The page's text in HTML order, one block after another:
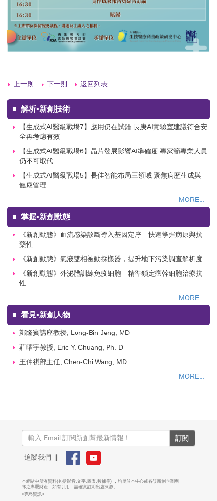
上一則 下一則 返回列表
■ 解析▪新創技術
【生成式AI醫級戰場7】應用仍在試錯 長庚AI實驗室建議符合安
全再考慮有效
【生成式AI醫級戰場6】晶片發展影響AI準確度 專家籲專業人員
仍不可取代
【生成式AI醫級戰場5】長佳智能布局三領域 聚焦病歷生成與
健康管理
MORE...
■ 掌握▪新創動態
《新創動態》血流感染診斷導入基因定序 快速掌握病原與抗
藥性
《新創動態》氣液雙相被動採樣器，提升地下污染調查解析度
《新創動態》外泌體訓練免疫細胞 精準鎖定癌幹細胞治療抗
性
MORE...
■ 看見▪新創人物
鄭隆賓講座教授, Long-Bin Jeng, MD
莊曜宇教授, Eric Y. Chuang, Ph. D.
王仲祺部主任, Chen-Chi Wang, MD
MORE...
訂閱
追蹤我們 ▎
本網站中所有資料(包括影音.文字.圖表.數據等) ，均屬於本中心或各該新創企業團
隊之專屬財產，如有引用，請確實註明出處來源。
<完整資訊>